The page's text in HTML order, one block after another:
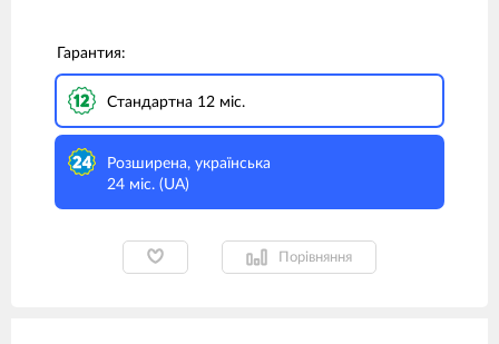
Гарантия:
Стандартна 12 міс.
Розширена, українська
24 міс. (UA)
Порівняння